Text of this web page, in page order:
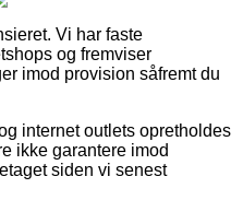
Vi har faste
og fremviser
imod provision såfremt du
internet outlets opretholdes
ikke garantere imod
siden vi senest